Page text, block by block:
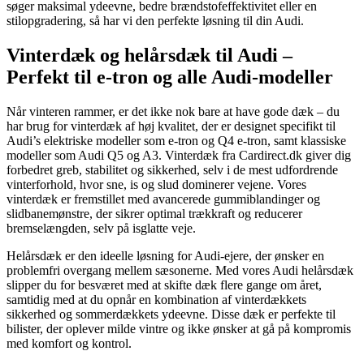
søger maksimal ydeevne, bedre brændstofeffektivitet eller en
stilopgradering, så har vi den perfekte løsning til din Audi.
Vinterdæk og helårsdæk til Audi –
Perfekt til e-tron og alle Audi-modeller
Når vinteren rammer, er det ikke nok bare at have gode dæk – du
har brug for vinterdæk af høj kvalitet, der er designet specifikt til
Audi’s elektriske modeller som e-tron og Q4 e-tron, samt klassiske
modeller som Audi Q5 og A3. Vinterdæk fra Cardirect.dk giver dig
forbedret greb, stabilitet og sikkerhed, selv i de mest udfordrende
vinterforhold, hvor sne, is og slud dominerer vejene. Vores
vinterdæk er fremstillet med avancerede gummiblandinger og
slidbanemønstre, der sikrer optimal trækkraft og reducerer
bremselængden, selv på isglatte veje.
Helårsdæk er den ideelle løsning for Audi-ejere, der ønsker en
problemfri overgang mellem sæsonerne. Med vores Audi helårsdæk
slipper du for besværet med at skifte dæk flere gange om året,
samtidig med at du opnår en kombination af vinterdækkets
sikkerhed og sommerdækkets ydeevne. Disse dæk er perfekte til
bilister, der oplever milde vintre og ikke ønsker at gå på kompromis
med komfort og kontrol.